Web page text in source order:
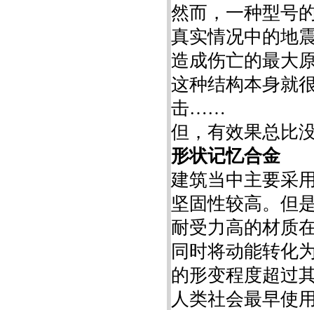
然而，一种型号
真实情况中的地
造成伤亡的最大
这种结构本身就
击……
但，有效果总比
形状记忆合金
建筑当中主要采
坚固性较高。但
耐受力高的材质
同时将动能转化
的形变程度超过
人类社会最早使